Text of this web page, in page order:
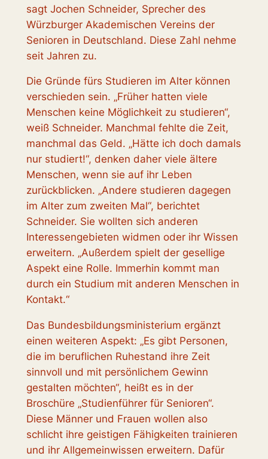
sagt Jochen Schneider, Sprecher des
Würzburger Akademischen Vereins der
Senioren in Deutschland. Diese Zahl nehme
seit Jahren zu.
Die Gründe fürs Studieren im Alter können
verschieden sein. „Früher hatten viele
Menschen keine Möglichkeit zu studieren“,
weiß Schneider. Manchmal fehlte die Zeit,
manchmal das Geld. „Hätte ich doch damals
nur studiert!“, denken daher viele ältere
Menschen, wenn sie auf ihr Leben
zurückblicken. „Andere studieren dagegen
im Alter zum zweiten Mal“, berichtet
Schneider. Sie wollten sich anderen
Interessengebieten widmen oder ihr Wissen
erweitern. „Außerdem spielt der gesellige
Aspekt eine Rolle. Immerhin kommt man
durch ein Studium mit anderen Menschen in
Kontakt.“
Das Bundesbildungsministerium ergänzt
einen weiteren Aspekt: „Es gibt Personen,
die im beruflichen Ruhestand ihre Zeit
sinnvoll und mit persönlichem Gewinn
gestalten möchten“, heißt es in der
Broschüre „Studienführer für Senioren“.
Diese Männer und Frauen wollen also
schlicht ihre geistigen Fähigkeiten trainieren
und ihr Allgemeinwissen erweitern. Dafür